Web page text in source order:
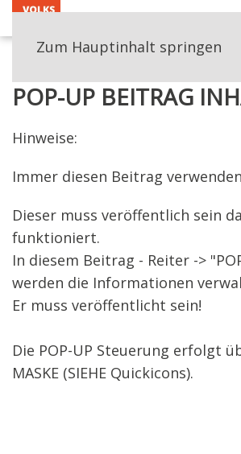
Zum Hauptinhalt springen
POP-UP BEITRAG INHALT
POP-UP BEITRAG
Hinweise:
Immer diesen Beitrag
Dieser muss veröffentlich sein
funktioniert.
In diesem Beitrag - Reiter ->
werden die Informationen
Er muss veröffentlicht sein!
Die POP-UP Steuerung erfolgt
MASKE (SIEHE Quickicons).